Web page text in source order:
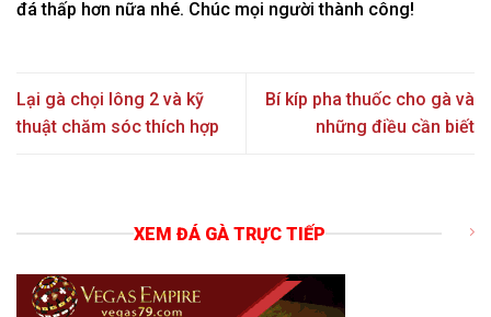
đáthấp hơn nữa nhé. Chúc mọi người thành công!
Lại gà chọi lông 2 và kỹ
thuật chăm sóc thích hợp
Bí kíp pha thuốc cho gà và
những điều cần biết
XEM ĐÁ GÀ TRỰC TIẾP